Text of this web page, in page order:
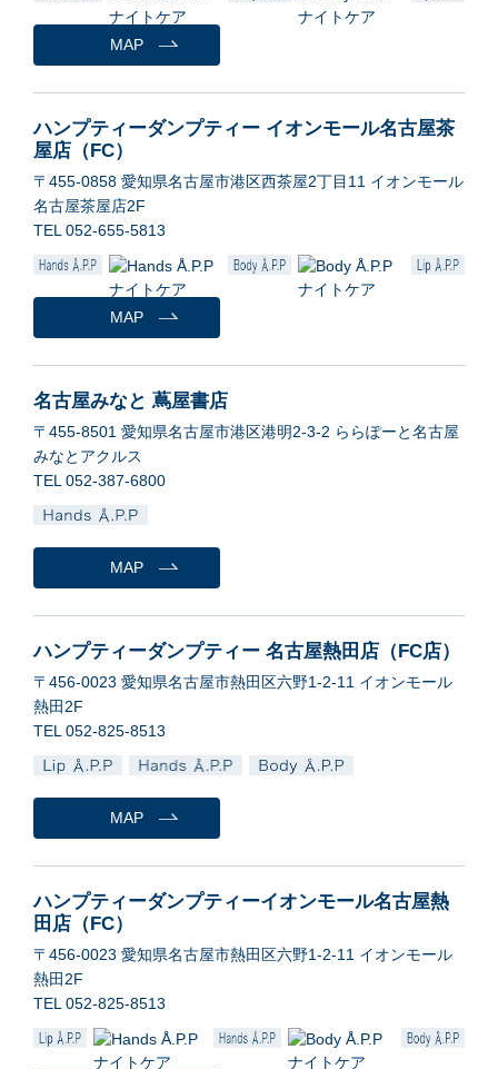
MAP
ハンプティーダンプティー イオンモール名古屋茶
屋店（FC）
〒455-0858 愛知県名古屋市港区西茶屋2丁目11 イオンモール
名古屋茶屋店2F
TEL 052-655-5813
MAP
名古屋みなと 蔦屋書店
〒455-8501 愛知県名古屋市港区港明2-3-2 ららぽーと名古屋
みなとアクルス
TEL 052-387-6800
MAP
ハンプティーダンプティー 名古屋熱田店（FC店）
〒456-0023 愛知県名古屋市熱田区六野1-2-11 イオンモール
熱田2F
TEL 052-825-8513
MAP
ハンプティーダンプティーイオンモール名古屋熱
田店（FC）
〒456-0023 愛知県名古屋市熱田区六野1-2-11 イオンモール
熱田2F
TEL 052-825-8513